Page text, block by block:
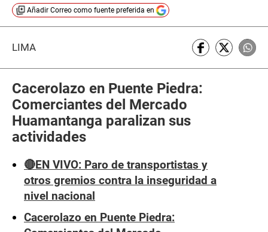
Añadir Correo como fuente preferida en
LIMA
Cacerolazo en Puente Piedra:
Comerciantes del Mercado
Huamantanga paralizan sus
actividades
🔴EN VIVO: Paro de transportistas y
otros gremios contra la inseguridad a
nivel nacional
Cacerolazo en Puente Piedra: